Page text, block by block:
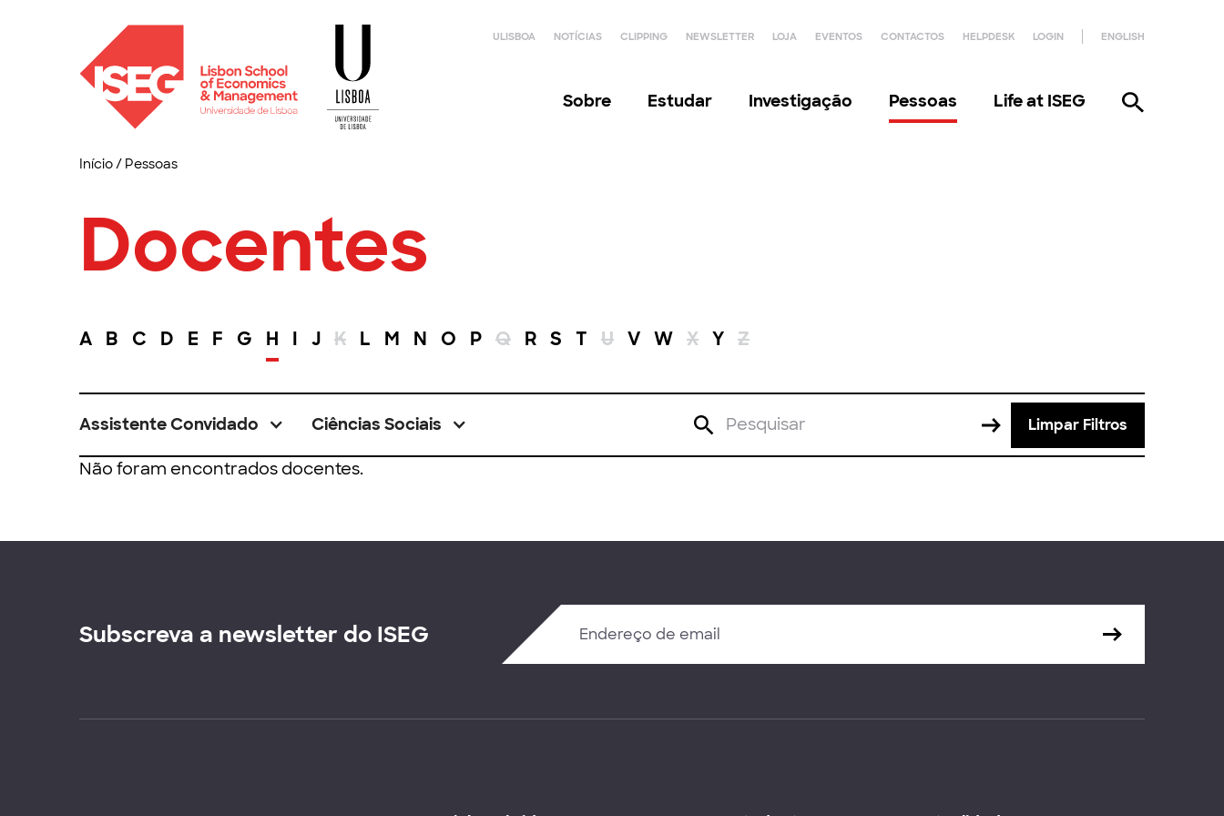
ULISBOA NOTÍCIAS CLIPPING NEWSLETTER LOJA EVENTOS CONTACTOS HELPDESK LOGIN ENGLISH
Sobre Estudar Investigação Pessoas Life at ISEG
Início/ Pessoas
Docentes
A B C D E F G H I J K L M N O P Q R S T U V W X Y Z
Assistente Convidado Ciências Sociais Limpar Filtros
Não foram encontrados docentes.
Subscreva a newsletter do ISEG